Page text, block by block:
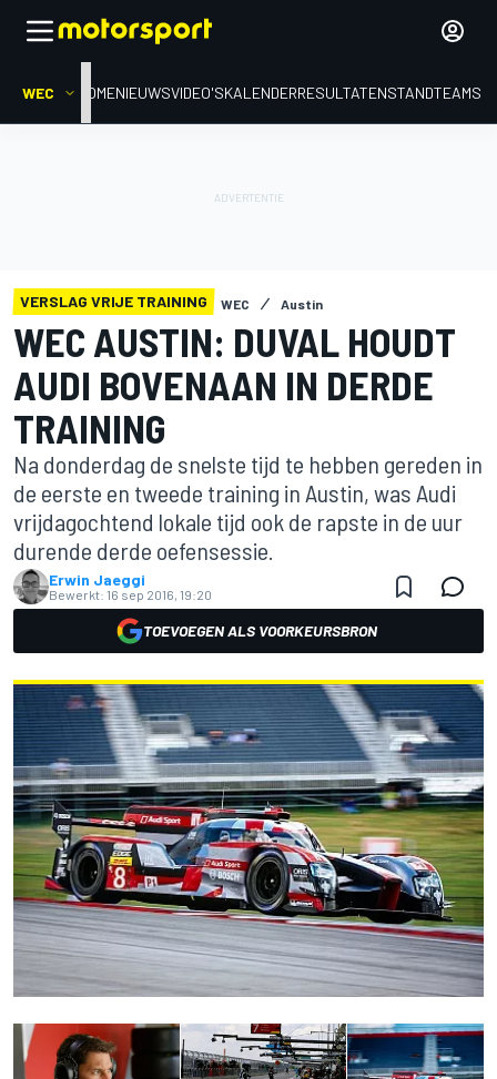
WEC HOMENIEUWSVIDEO'SKALENDERRESULTATENSTANDTEAMS
VERSLAG VRIJE TRAINING WEC Austin
WEC AUSTIN: DUVAL HOUDT
AUDI BOVENAAN IN DERDE
TRAINING
Na donderdag de snelste tijd te hebben gereden in
de eerste en tweede training in Austin, was Audi
vrijdagochtend lokale tijd ook de rapste in de uur
durende derde oefensessie.
Erwin Jaeggi
Bewerkt: 16 sep 2016, 19:20
TOEVOEGEN ALS VOORKEURSBRON